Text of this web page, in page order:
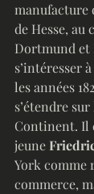
manufacture
de Hesse, au
Dortmund et
s’intéresser
les années
s’étendre
Continent. Il
jeune
York comme
commerce,